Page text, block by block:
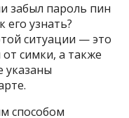
забыл пароль пин
узнать?
ситуации — это
симки, а также
указаны
способом